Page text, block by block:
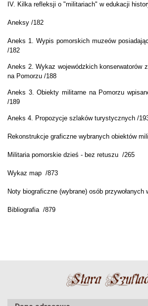
IV. Kilka refleksji o "militariach" w edukacji
Aneksy /182
Aneks 1. Wypis pomorskich muzeów
/182
Aneks 2. Wykaz wojewódzkich konserwatorów
na Pomorzu /188
Aneks 3. Obiekty militarne na Pomorzu
/189
Aneks 4. Propozycje szlaków turystycznych /
Rekonstrukcje graficzne wybranych obiektów
Militaria pomorskie dzieś - bez retuszu /265
Wykaz map /873
Noty biograficzne (wybrane) osób przywołanych
Bibliografia /879